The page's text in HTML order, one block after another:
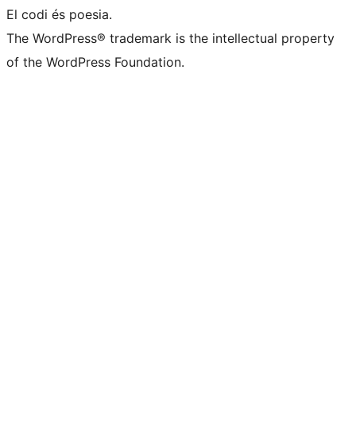
El codi és poesia.
The WordPress® trademark is the intellectual property
of the WordPress Foundation.